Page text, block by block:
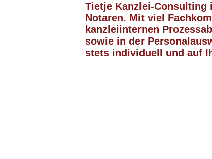
Tietje Kanzlei-Consulting
Notaren. Mit viel
kanzleiinternen
sowie in der
stets individuell und auf